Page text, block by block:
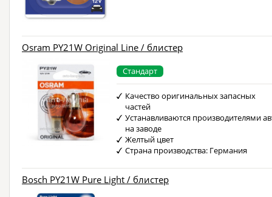
Osram PY21W Original Line / блистер
Стандарт
Качество оригинальных запасных
частей
Устанавливаются производителями
на заводе
Желтый цвет
Страна производства: Германия
Bosch PY21W Pure Light / блистер